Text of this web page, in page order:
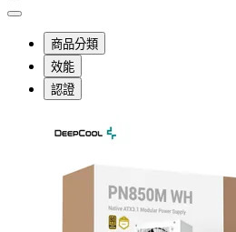
商品分類
效能
認證